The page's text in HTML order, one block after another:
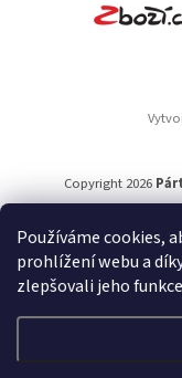
Používáme cookies,
prohlížení webu a
zlepšovali jeho
Copyright 2026
Používámeověření